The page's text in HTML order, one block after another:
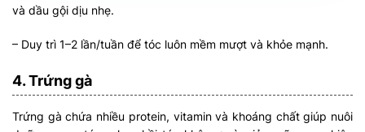
và dầu gội dịu nhẹ.
– Duy trì 1–2 lần/tuần để tóc luôn mềm mượt và khỏe mạnh.
4. Trứng gà
Trứng gà chứa nhiều protein, vitamin và khoáng chất giúp nuôi